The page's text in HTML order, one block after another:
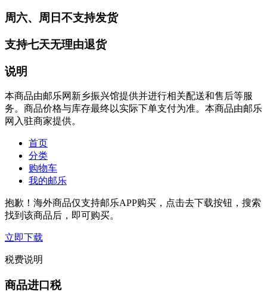
周六、周日不支持发货
支持七天无理由退货
说明
本商品由邮乐网新乡振兴馆提供并进行相关配送和售后等服
务。商品价格与库存最终以实际下单支付为准。本商品由邮乐
网入驻商家提供。
首页
分类
购物车
我的邮乐
抱歉！海外商品仅支持邮乐APP购买，点击去下载按钮，搜索
找到该商品后，即可购买。
立即下载
税费说明
商品进口税